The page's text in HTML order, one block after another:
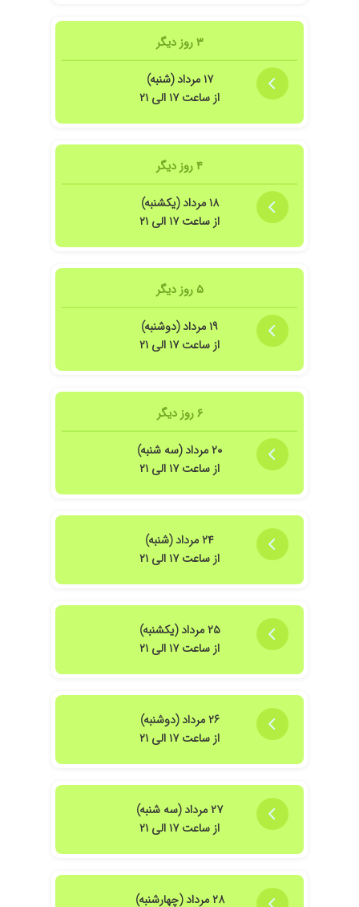
۳ روز دیگر
۱۷ مرداد (شنبه)
از ساعت ۱۷ الی ۲۱
۴ روز دیگر
۱۸ مرداد (یکشنبه)
از ساعت ۱۷ الی ۲۱
۵ روز دیگر
۱۹ مرداد (دوشنبه)
از ساعت ۱۷ الی ۲۱
۶ روز دیگر
۲۰ مرداد (سه شنبه)
از ساعت ۱۷ الی ۲۱
۲۴ مرداد (شنبه)
از ساعت ۱۷ الی ۲۱
۲۵ مرداد (یکشنبه)
از ساعت ۱۷ الی ۲۱
۲۶ مرداد (دوشنبه)
از ساعت ۱۷ الی ۲۱
۲۷ مرداد (سه شنبه)
از ساعت ۱۷ الی ۲۱
۲۸ مرداد (چهارشنبه)